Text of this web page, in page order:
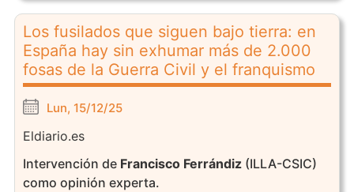
Los fusilados que siguen bajo tierra: en
España hay sin exhumar más de 2.000
fosas de la Guerra Civil y el franquismo
Lun, 15/12/25
Eldiario.es
Intervención deFrancisco Ferrándiz(ILLA-CSIC)
como opinión experta.